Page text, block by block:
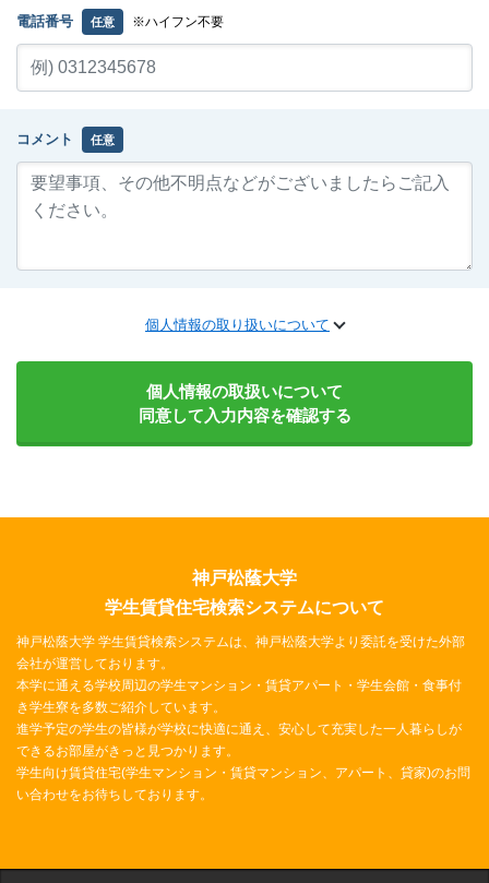
電話番号 任意 ※ハイフン不要
コメント 任意
個人情報の取り扱いについて
個人情報の取扱いについて
同意して入力内容を確認する
神戸松蔭大学
学生賃貸住宅検索システムについて
神戸松蔭大学 学生賃貸検索システムは、神戸松蔭大学より委託を受けた外部
会社が運営しております。
本学に通える学校周辺の学生マンション・賃貸アパート・学生会館・食事付
き学生寮を多数ご紹介しています。
進学予定の学生の皆様が学校に快適に通え、安心して充実した一人暮らしが
できるお部屋がきっと見つかります。
学生向け賃貸住宅(学生マンション・賃貸マンション、アパート、貸家)のお問
い合わせをお待ちしております。